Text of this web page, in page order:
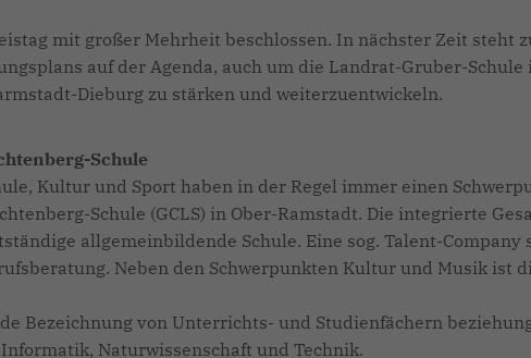
mit großer Mehrheit beschlossen. In nächster Zeit steht
auf der Agenda, auch um die Landrat-Gruber-Schule
Dieburg zu stärken und weiterzuentwickeln.
Schule
Kultur und Sport haben in der Regel immer einen
Schule (GCLS) in Ober-Ramstadt. Die integrierte
allgemeinbildende Schule. Eine sog. Talent-Company
Neben den Schwerpunkten Kultur und Musik ist
Bezeichnung von Unterrichts- und Studienfächern
Naturwissenschaft und Technik.